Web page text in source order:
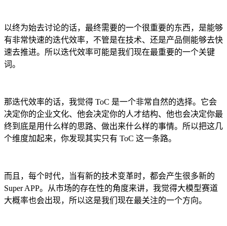
以终为始去讨论的话，最终需要的一个很重要的东西，是能够
有非常快速的迭代效率，不管是在技术、还是产品侧能够去快
速去推进。所以迭代效率可能是我们现在最重要的一个关键
词。
那迭代效率的话，我觉得 ToC 是一个非常自然的选择。它会
决定你的企业文化、他会决定你的人才结构、他也会决定你最
终到底是用什么样的思路、做出来什么样的事情。所以把这几
个维度加起来，你发现其实只有 ToC 这一条路。
而且，每个时代，当有新的技术变革时，都会产生很多新的
Super APP。从市场的存在性的角度来讲，我觉得大模型赛道
大概率也会出现，所以这是我们现在最关注的一个方向。